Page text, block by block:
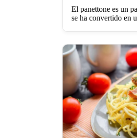
El panettone es un
se ha convertido en